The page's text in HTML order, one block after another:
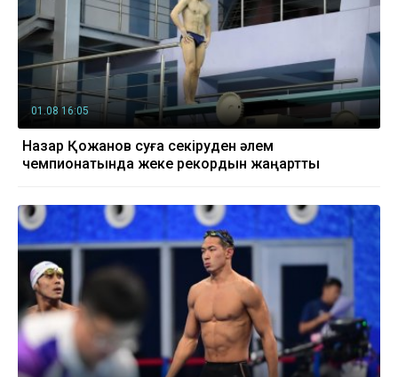
01.08 16:05
Назар Қожанов суға секіруден әлем
чемпионатында жеке рекордын жаңартты